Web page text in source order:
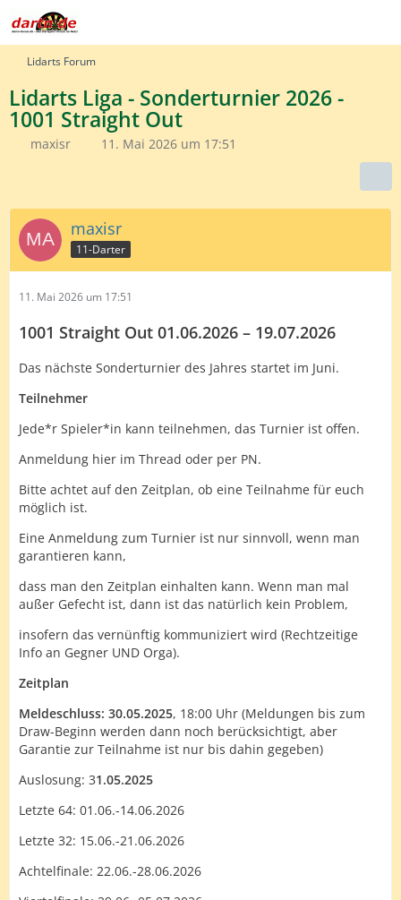
Lidarts Forum
Lidarts Liga - Sonderturnier 2026 -
1001 Straight Out
maxisr 11. Mai 2026 um 17:51
maxisr
11-Darter
11. Mai 2026 um 17:51
1001 Straight Out 01.06.2026 – 19.07.2026
Das nächste Sonderturnier des Jahres startet im Juni.
Teilnehmer
Jede*r Spieler*in kann teilnehmen, das Turnier ist offen.
Anmeldung hier im Thread oder per PN.
Bitte achtet auf den Zeitplan, ob eine Teilnahme für euch
möglich ist.
Eine Anmeldung zum Turnier ist nur sinnvoll, wenn man
garantieren kann,
dass man den Zeitplan einhalten kann. Wenn man mal
außer Gefecht ist, dann ist das natürlich kein Problem,
insofern das vernünftig kommuniziert wird (Rechtzeitige
Info an Gegner UND Orga).
Zeitplan
Meldeschluss: 30.05.2025, 18:00 Uhr (Meldungen bis zum
Draw-Beginn werden dann noch berücksichtigt, aber
Garantie zur Teilnahme ist nur bis dahin gegeben)
Auslosung: 31.05.2025
Letzte 64: 01.06.-14.06.2026
Letzte 32: 15.06.-21.06.2026
Achtelfinale: 22.06.-28.06.2026